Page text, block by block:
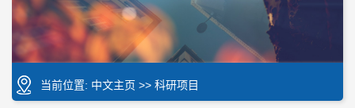
当前位置: 中文主页 >> 科研项目